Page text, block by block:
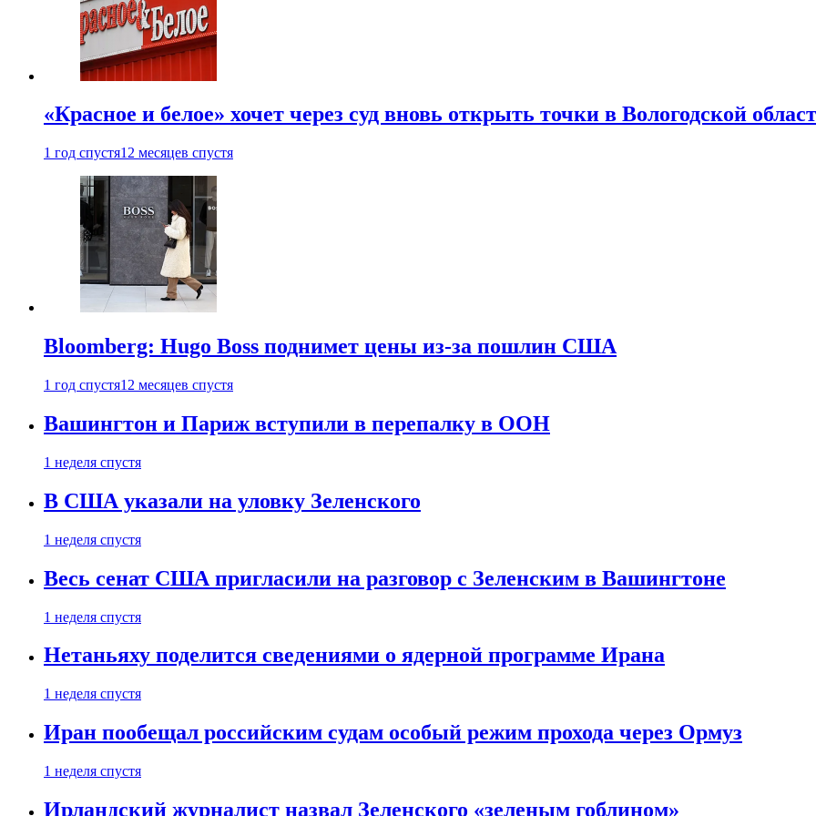
«Красное и белое» хочет через суд вновь открыть точки в Вологодской
1 год спустя12 месяцев спустя
Bloomberg: Hugo Boss поднимет цены из-за пошлин США
1 год спустя12 месяцев спустя
Вашингтон и Париж вступили в перепалку в ООН
1 неделя спустя
В США указали на уловку Зеленского
1 неделя спустя
Весь сенат США пригласили на разговор с Зеленским в Вашингтоне
1 неделя спустя
Нетаньяху поделится сведениями о ядерной программе Ирана
1 неделя спустя
Иран пообещал российским судам особый режим прохода через Ормуз
1 неделя спустя
Ирландский журналист назвал Зеленского «зеленым гоблином»